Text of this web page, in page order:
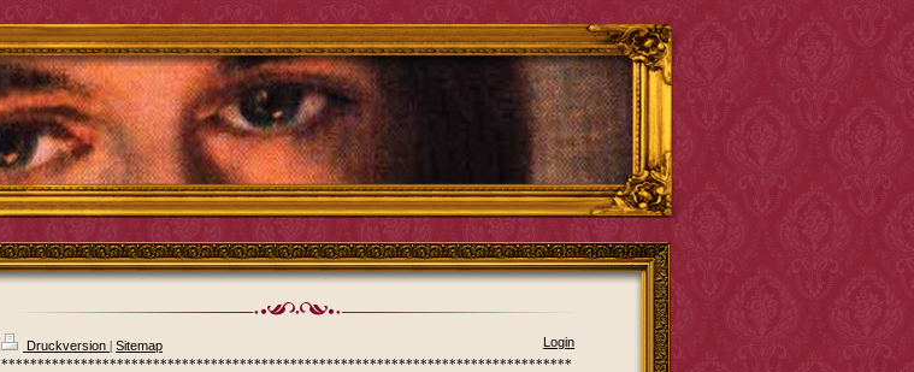
Druckversion | Sitemap
*******************************************************************************
Login